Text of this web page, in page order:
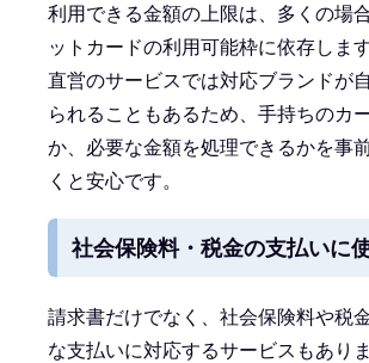
利用できる金額の上限は、多くの場
ットカードの利用可能枠に依存しま
直営のサービスでは対応ブランドが
られることもあるため、手持ちのカ
か、必要な金額を処理できるかを事
くと安心です。
社会保険料・税金の支払いに
請求書だけでなく、社会保険料や税
な支払いに対応するサービスもあり